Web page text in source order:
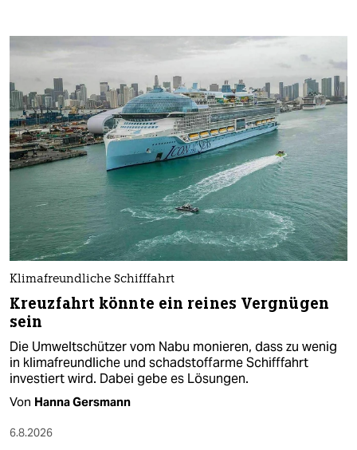
Klimafreundliche Schifffahrt
Kreuzfahrt könnte ein reines Vergnügen
sein
Die Umweltschützer vom Nabu monieren, dass zu wenig
in klimafreundliche und schadstoffarme Schifffahrt
investiert wird. Dabei gebe es Lösungen.
Von Hanna Gersmann
6.8.2026